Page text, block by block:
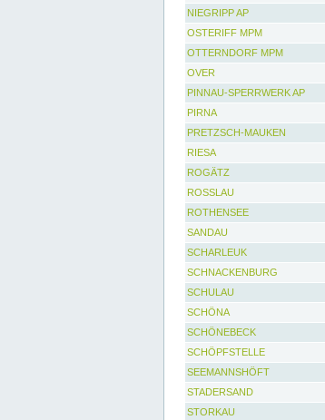
NIEGRIPP AP
OSTERIFF MPM
OTTERNDORF MPM
OVER
PINNAU-SPERRWERK AP
PIRNA
PRETZSCH-MAUKEN
RIESA
ROGÄTZ
ROSSLAU
ROTHENSEE
SANDAU
SCHARLEUK
SCHNACKENBURG
SCHULAU
SCHÖNA
SCHÖNEBECK
SCHÖPFSTELLE
SEEMANNSHÖFT
STADERSAND
STORKAU